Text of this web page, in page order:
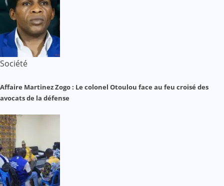
Société
Affaire Martinez Zogo : Le colonel Otoulou face au feu croisé des
avocats de la défense